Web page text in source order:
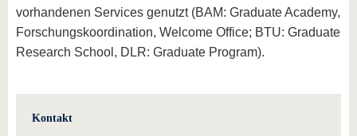
vorhandenen Services genutzt (BAM: Graduate Academy,
Forschungskoordination, Welcome Office; BTU: Graduate
Research School, DLR: Graduate Program).
Kontakt